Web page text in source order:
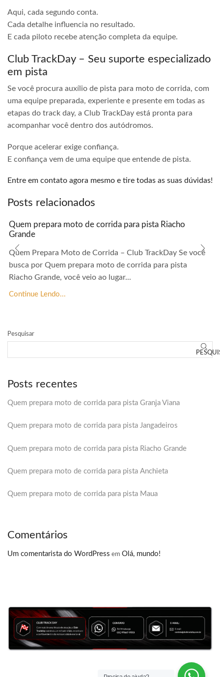
Aqui, cada segundo conta.
Cada detalhe influencia no resultado.
E cada piloto recebe atenção completa da equipe.
Club TrackDay – Seu suporte especializado
em pista
Se você procura auxílio de pista para moto de corrida, com
uma equipe preparada, experiente e presente em todas as
etapas do track day, a Club TrackDay está pronta para
acompanhar você dentro dos autódromos.
Porque acelerar exige confiança.
E confiança vem de uma equipe que entende de pista.
Entre em contato agora mesmo e tire todas as suas dúvidas!
Posts relacionados
Quem prepara moto de corrida para pista Riacho
Grande
Quem Prepara Moto de Corrida – Club TrackDay Se você
busca por Quem prepara moto de corrida para pista
Riacho Grande, você veio ao lugar...
Continue Lendo...
Pesquisar
Posts recentes
Quem prepara moto de corrida para pista Granja Viana
Quem prepara moto de corrida para pista Jangadeiros
Quem prepara moto de corrida para pista Riacho Grande
Quem prepara moto de corrida para pista Anchieta
Quem prepara moto de corrida para pista Maua
Comentários
Um comentarista do WordPress em Olá, mundo!